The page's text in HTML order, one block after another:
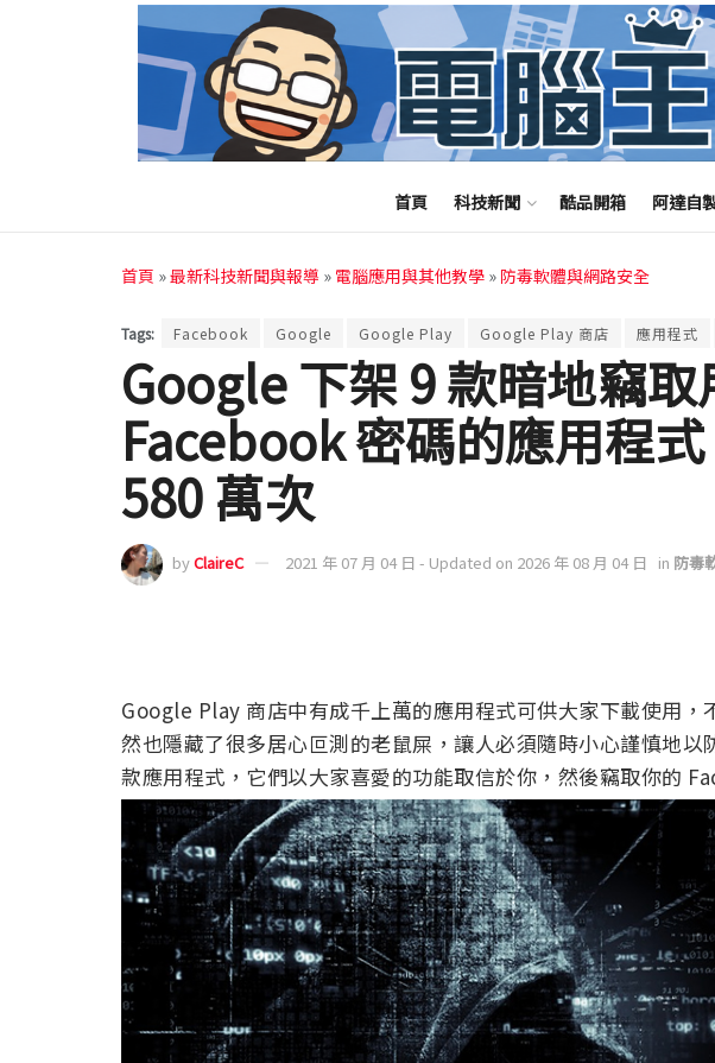
首頁 科技新聞 酷品開箱 阿達自
首頁 »最新科技新聞與報導 » 電腦應用與其他教學 » 防毒軟體與網路安全
Tags: Facebook Google Google Play Google Play 商店 應用程式
Google 下架 9 款暗地竊取
Facebook 密碼的應用程
580 萬次
byClaireC 2021 年 07 月 04 日 - Updated on 2026 年 08 月 04 日 in 防毒
Google Play 商店中有成千上萬的應用程式可供大家下載使用，
然也隱藏了很多居心叵測的老鼠屎，讓人必須隨時小心謹慎地
款應用程式，它們以大家喜愛的功能取信於你，然後竊取你的